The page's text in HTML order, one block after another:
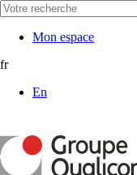
Mon espace
fr
En